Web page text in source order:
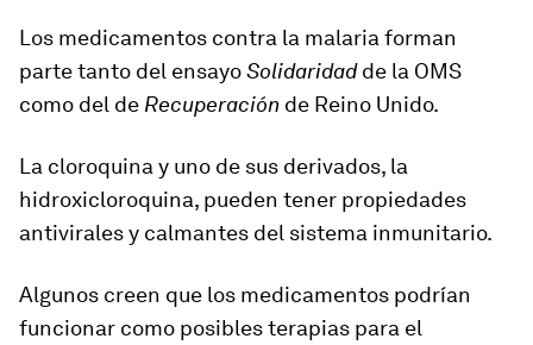
Los medicamentos contra la malaria forman
parte tanto del ensayoSolidaridadde la OMS
como del de Recuperación de Reino Unido.
La cloroquina y uno de sus derivados, la
hidroxicloroquina, pueden tener propiedades
antivirales y calmantes del sistema inmunitario.
Algunos creen que los medicamentos podrían
funcionar como posibles terapias para el